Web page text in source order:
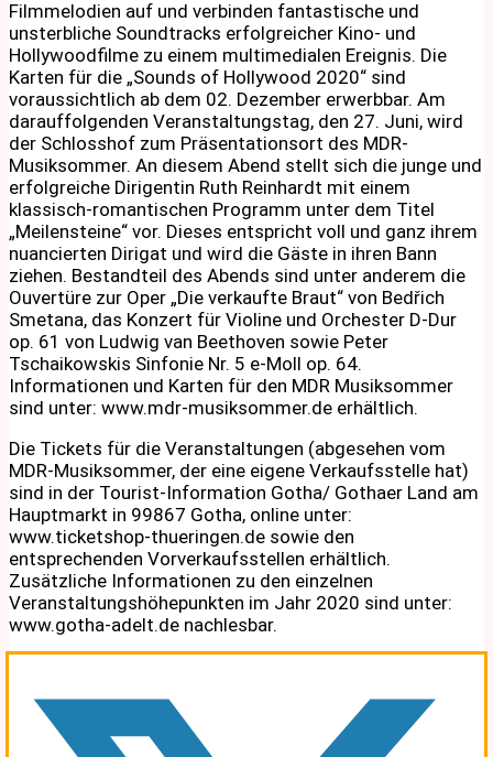
Filmmelodien auf und verbinden fantastische und
unsterbliche Soundtracks erfolgreicher Kino- und
Hollywoodfilme zu einem multimedialen Ereignis. Die
Karten für die „Sounds of Hollywood 2020“ sind
voraussichtlich ab dem 02. Dezember erwerbbar. Am
darauffolgenden Veranstaltungstag, den 27. Juni, wird
der Schlosshof zum Präsentationsort des MDR-
Musiksommer. An diesem Abend stellt sich die junge und
erfolgreiche Dirigentin Ruth Reinhardt mit einem
klassisch-romantischen Programm unter dem Titel
„Meilensteine“ vor. Dieses entspricht voll und ganz ihrem
nuancierten Dirigat und wird die Gäste in ihren Bann
ziehen. Bestandteil des Abends sind unter anderem die
Ouvertüre zur Oper „Die verkaufte Braut“ von Bedřich
Smetana, das Konzert für Violine und Orchester D-Dur
op. 61 von Ludwig van Beethoven sowie Peter
Tschaikowskis Sinfonie Nr. 5 e-Moll op. 64.
Informationen und Karten für den MDR Musiksommer
sind unter: www.mdr-musiksommer.de erhältlich.
Die Tickets für die Veranstaltungen (abgesehen vom
MDR-Musiksommer, der eine eigene Verkaufsstelle hat)
sind in der Tourist-Information Gotha/ Gothaer Land am
Hauptmarkt in 99867 Gotha, online unter:
www.ticketshop-thueringen.de sowie den
entsprechenden Vorverkaufsstellen erhältlich.
Zusätzliche Informationen zu den einzelnen
Veranstaltungshöhepunkten im Jahr 2020 sind unter:
www.gotha-adelt.de nachlesbar.